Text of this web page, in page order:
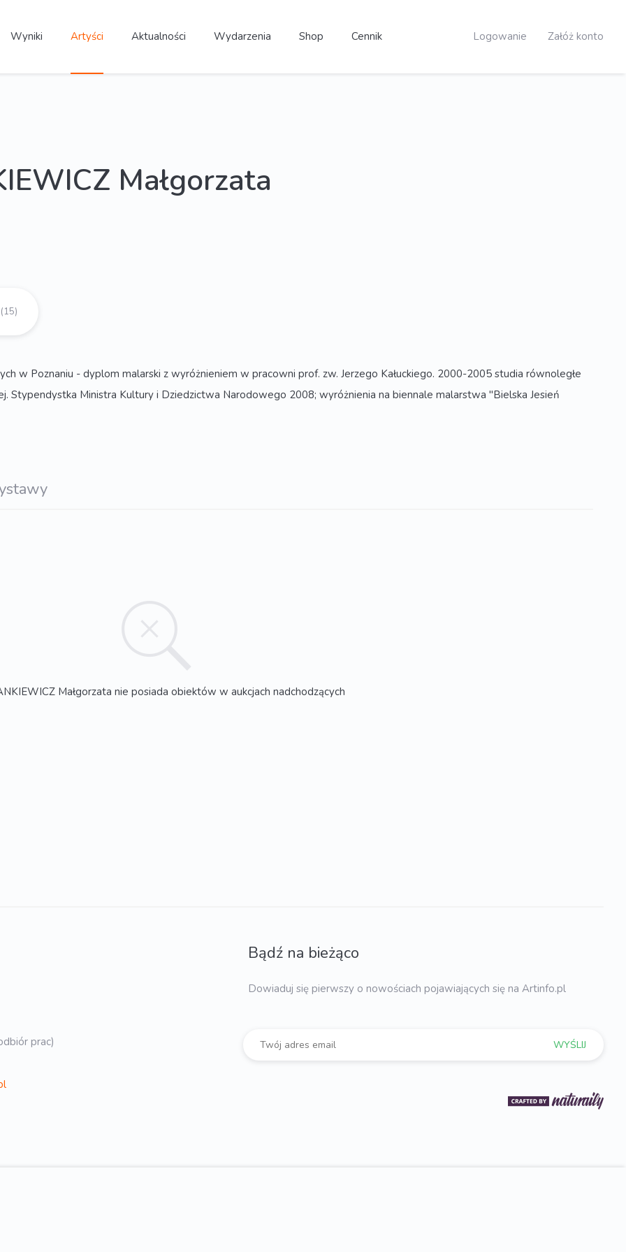
Wyniki Artyści Aktualności Wydarzenia Shop Cennik Logowanie Załóż konto
Małgorzata
(15)
w Poznaniu - dyplom malarski z wyróżnieniem w pracowni prof. zw. Jerzego Kałuckiego. 2000-2005 studia równoległe
Stypendystka Ministra Kultury i Dziedzictwa Narodowego 2008; wyróżnienia na biennale malarstwa "Bielska Jesień
Małgorzata nie posiada obiektów w aukcjach nadchodzących
prac)
Bądź na bieżąco
Dowiaduj się pierwszy o nowościach pojawiających się na Artinfo.pl
WYŚLIJ